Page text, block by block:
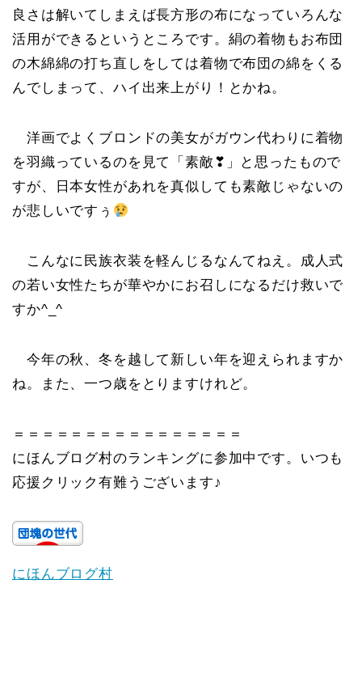
良さは解いてしまえば長方形の布になっていろんな
活用ができるというところです。絹の着物もお布団
の木綿綿の打ち直しをしては着物で布団の綿をくる
んでしまって、ハイ出来上がり！とかね。
洋画でよくブロンドの美女がガウン代わりに着物
を羽織っているのを見て「素敵❣」と思ったもので
すが、日本女性があれを真似しても素敵じゃないの
が悲しいですぅ
こんなに民族衣装を軽んじるなんてねえ。成人式
の若い女性たちが華やかにお召しになるだけ救いで
すか^_^
今年の秋、冬を越して新しい年を迎えられますか
ね。また、一つ歳をとりますけれど。
＝＝＝＝＝＝＝＝＝＝＝＝＝＝＝＝
にほんブログ村のランキングに参加中です。いつも
応援クリック有難うございます♪
にほんブログ村